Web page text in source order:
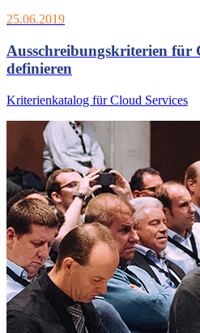
25.06.2019
Ausschreibungskriterien für
definieren
Kriterienkatalog für Cloud Services